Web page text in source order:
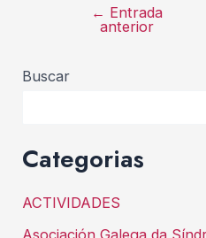
Navegación
entradas
← Entrada
anterior
Buscar
Categorias
ACTIVIDADES